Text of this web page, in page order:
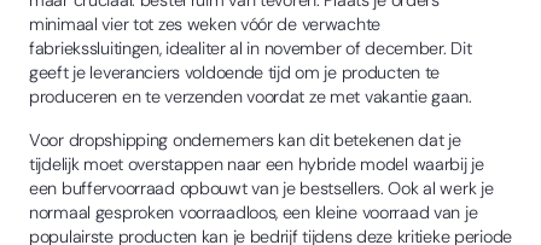
minimaal vier tot zes weken vóór de verwachte
fabriekssluitingen, idealiter al in november of december. Dit
geeft je leveranciers voldoende tijd om je producten te
produceren en te verzenden voordat ze met vakantie gaan.
Voor dropshipping ondernemers kan dit betekenen dat je
tijdelijk moet overstappen naar een hybride model waarbij je
een buffervoorraad opbouwt van je bestsellers. Ook al werk je
normaal gesproken voorraadloos, een kleine voorraad van je
populairste producten kan je bedrijf tijdens deze kritieke periode